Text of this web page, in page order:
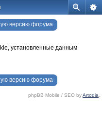
версию форума
установленные данным
версию форума
phpBB Mobile / SEO byArtodia